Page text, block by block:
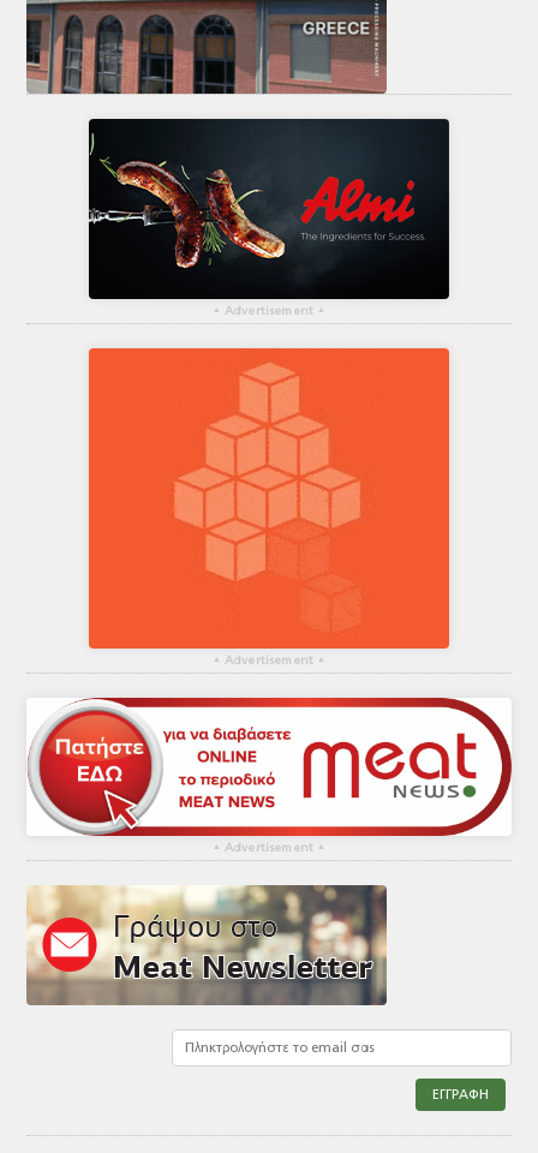
▴ Advertisement ▴
▴ Advertisement ▴
▴ Advertisement ▴